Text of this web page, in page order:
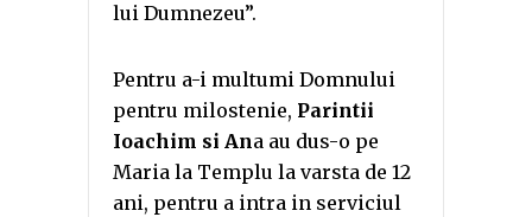
lui Dumnezeu”.
Pentru a-i multumi Domnului
pentru milostenie, Parintii
Ioachim si Ana au dus-o pe
Maria la Templu la varsta de 12
ani, pentru a intra in serviciul